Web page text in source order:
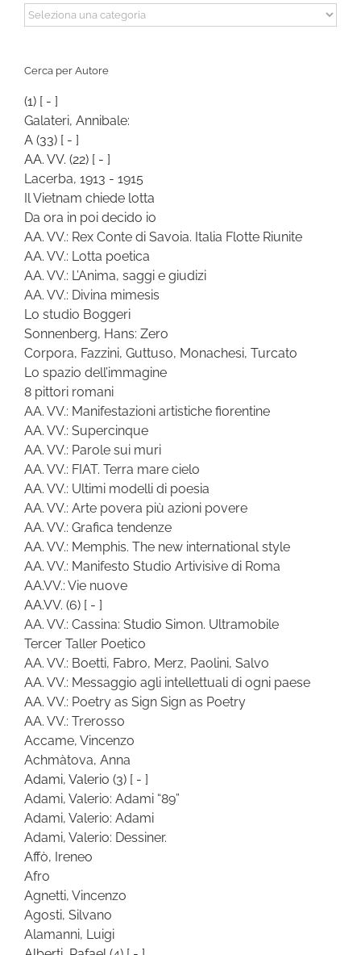
Cerca
per
Cerca per Autore
(1) [ - ]
Galateri, Annibale:
A (33) [ - ]
AA. VV. (22) [ - ]
Lacerba, 1913 - 1915
Il Vietnam chiede lotta
Da ora in poi decido io
AA. VV.: Rex Conte di Savoia. Italia Flotte Riunite
AA. VV.: Lotta poetica
AA. VV.: L’Anima, saggi e giudizi
AA. VV.: Divina mimesis
Lo studio Boggeri
Sonnenberg, Hans: Zero
Corpora, Fazzini, Guttuso, Monachesi, Turcato
Lo spazio dell’immagine
8 pittori romani
AA. VV.: Manifestazioni artistiche fiorentine
AA. VV.: Supercinque
AA. VV.: Parole sui muri
AA. VV.: FIAT. Terra mare cielo
AA. VV.: Ultimi modelli di poesia
AA. VV.: Arte povera più azioni povere
AA. VV.: Grafica tendenze
AA. VV.: Memphis. The new international style
AA. VV.: Manifesto Studio Artivisive di Roma
AA.VV.: Vie nuove
AA.VV. (6) [ - ]
AA. VV.: Cassina: Studio Simon. Ultramobile
Tercer Taller Poetico
AA. VV.: Boetti, Fabro, Merz, Paolini, Salvo
AA. VV.: Messaggio agli intellettuali di ogni paese
AA. VV.: Poetry as Sign Sign as Poetry
AA. VV.: Trerosso
Accame, Vincenzo
Achmàtova, Anna
Adami, Valerio (3) [ - ]
Adami, Valerio: Adami “89”
Adami, Valerio: Adami
Adami, Valerio: Dessiner.
Affò, Ireneo
Afro
Agnetti, Vincenzo
Agosti, Silvano
Alamanni, Luigi